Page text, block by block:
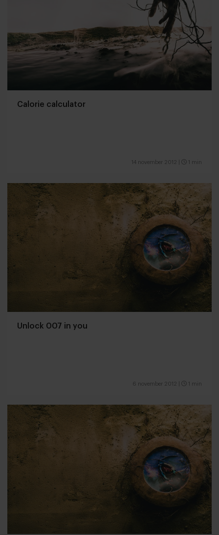
Calorie calculator
14 november 2012 1 min
Unlock 007 in you
6 november 2012 1 min